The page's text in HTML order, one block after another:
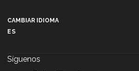
CAMBIAR IDIOMA
ES
Síguenos